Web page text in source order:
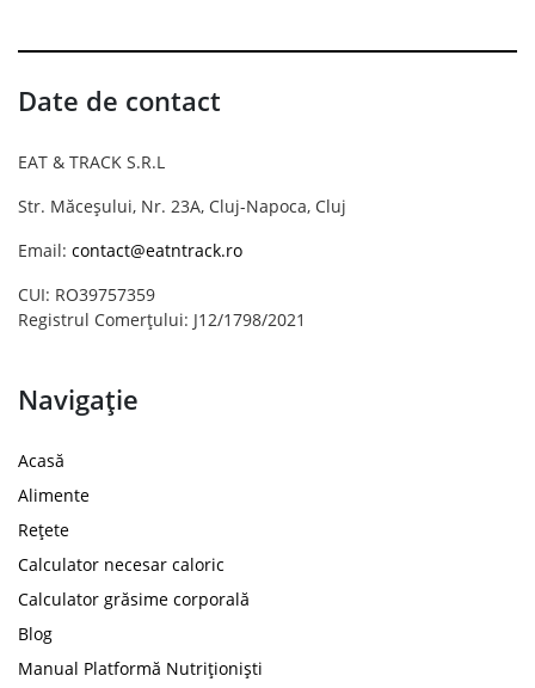
Date de contact
EAT & TRACK S.R.L
Str. Măceșului, Nr. 23A, Cluj-Napoca, Cluj
Email: contact@eatntrack.ro
CUI: RO39757359
Registrul Comerțului: J12/1798/2021
Navigație
Acasă
Alimente
Rețete
Calculator necesar caloric
Calculator grăsime corporală
Blog
Manual Platformă Nutriționiști